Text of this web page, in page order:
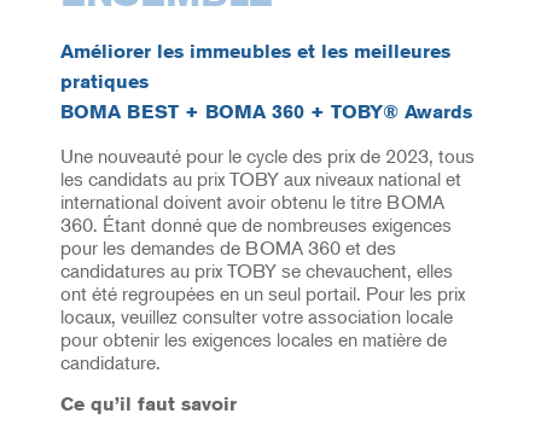
Améliorer les immeubles et les meilleures
pratiques
BOMA BEST + BOMA 360 + TOBY® Awards
Une nouveauté pour le cycle des prix de 2023, tous
les candidats au prix TOBY aux niveaux national et
international doivent avoir obtenu le titre BOMA
360. Étant donné que de nombreuses exigences
pour les demandes de BOMA 360 et des
candidatures au prix TOBY se chevauchent, elles
ont été regroupées en un seul portail. Pour les prix
locaux, veuillez consulter votre association locale
pour obtenir les exigences locales en matière de
candidature.
Ce qu’il faut savoir